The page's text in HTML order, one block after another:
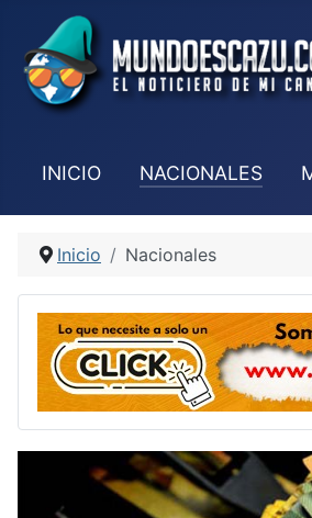
INICIO NACIONALES
Inicio Nacionales